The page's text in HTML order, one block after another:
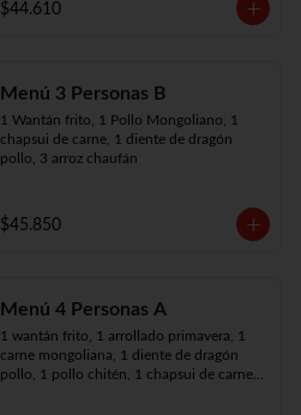
$44.610
Menú 3 Personas B
1 Wantán frito, 1 Pollo Mongoliano, 1
chapsui de carne, 1 diente de dragón
pollo, 3 arroz chaufán
$45.850
Menú 4 Personas A
1 wantán frito, 1 arrollado primavera, 1
carne mongoliana, 1 diente de dragón
pollo, 1 pollo chitén, 1 chapsui de carne,